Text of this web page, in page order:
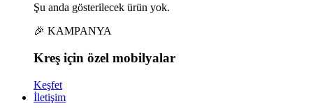
Şu anda gösterilecek ürün yok.
🎉 KAMPANYA
Kreş için özel mobilyalar
Keşfet
İletişim